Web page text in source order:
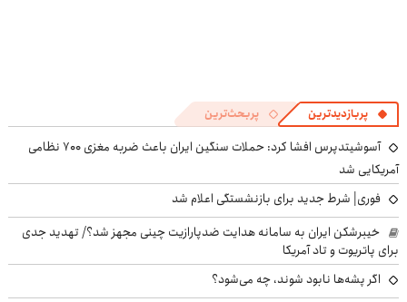
پربازدیدترین پربحث‌ترین
آسوشیتدپرس افشا کرد: حملات سنگین ایران باعث ضربه مغزی ۷۰۰ نظامی
آمریکایی شد
فوری| شرط جدید برای بازنشستگی اعلام شد
خیبرشکن ایران به سامانه هدایت ضدپارازیت چینی مجهز شد؟/ تهدید جدی
برای پاتریوت و تاد آمریکا
اگر پشه‌ها نابود شوند، چه می‌شود؟